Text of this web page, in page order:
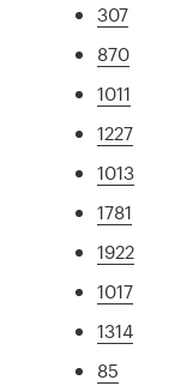
307
870
1011
1227
1013
1781
1922
1017
1314
85